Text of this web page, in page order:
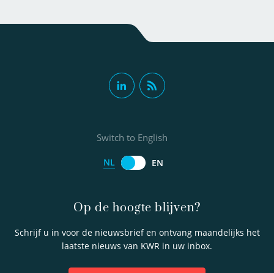
Op de hoogte blijven?
Schrijf u in voor de nieuwsbrief en ontvang maandelijks het
laatste nieuws van KWR in uw inbox.
Switch to English
NL EN